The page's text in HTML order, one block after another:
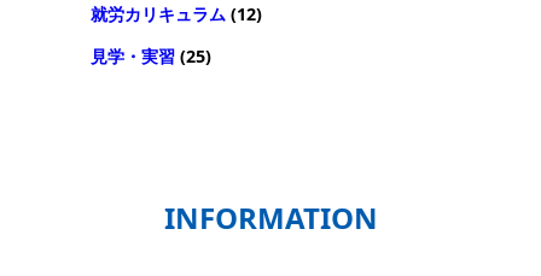
就労カリキュラム (12)
見学・実習 (25)
INFORMATION